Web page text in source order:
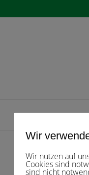
Der Verein
Wir
Wir nutzen auf
Cookies sind
sind nicht